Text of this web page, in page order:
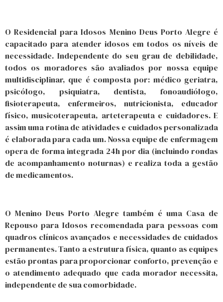
O Residencial para Idosos Menino Deus Porto Alegre é
capacitado para atender idosos em todos os níveis de
necessidade. Independente do seu grau de debilidade,
todos os moradores são avaliados por nossa equipe
multidisciplinar, que é composta por: médico geriatra,
psicólogo, psiquiatra, dentista, fonoaudiólogo,
fisioterapeuta, enfermeiros, nutricionista, educador
físico, musicoterapeuta, arteterapeuta e cuidadores. E
assim uma rotina de atividades e cuidados personalizada
é elaborada para cada um. Nossa equipe de enfermagem
opera de forma integrada 24h por dia (incluindo rondas
de acompanhamento noturnas) e realiza toda a gestão
de medicamentos.
O Menino Deus Porto Alegre também é uma Casa de
Repouso para Idosos recomendada para pessoas com
quadros clínicos avançados e necessidades de cuidados
permanentes. Tanto a estrutura física, quanto as equipes
estão prontas para proporcionar conforto, prevenção e
o atendimento adequado que cada morador necessita,
independente de sua comorbidade.